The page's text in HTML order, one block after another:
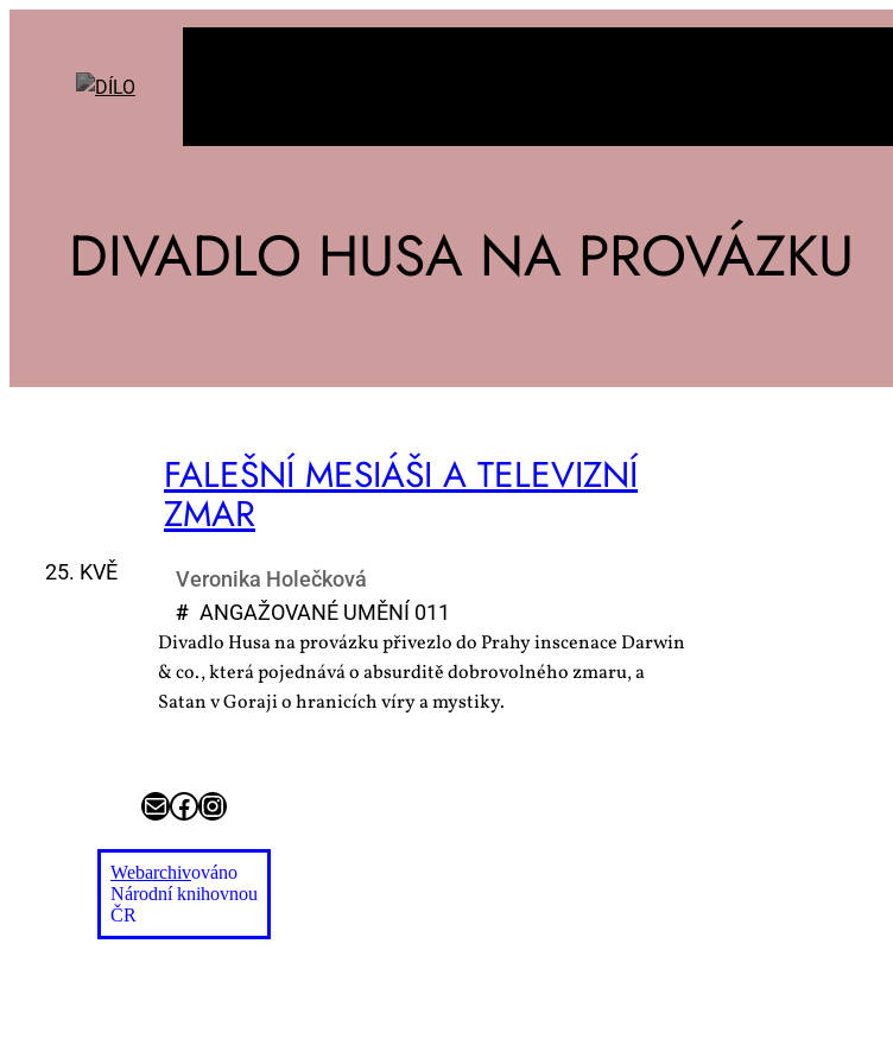
DIVADLO HUSA NA PROVÁZKU
25. KVĚ
FA­LEŠ­NÍ ME­SI­ÁŠI A TE­LE­VIZ­NÍ
ZMAR
Veronika Holečková
# AN­GA­ŽO­VA­NÉ UMĚ­NÍ 011
Divadlo Husa na provázku přivezlo do Prahy inscenace Darwin
& co., která pojednává o absurditě dobrovolného zmaru, a
Satan v Goraji o hranicích víry a mystiky.
E-mailFacebook
Instagram
Webarchivováno
Národní knihovnou
ČR